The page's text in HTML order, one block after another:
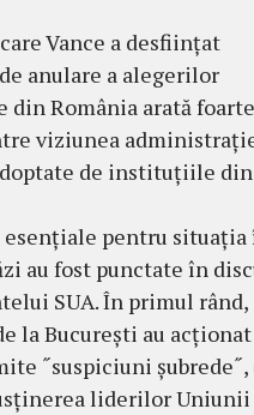
Vance a desființat
anulare a alegerilor
din România arată
viziunea
de instituțiile
esențiale pentru situația
au fost punctate în
SUA. În primul rând,
la București au acționat
˝suspiciuni șubrede˝,
liderilor Uniunii